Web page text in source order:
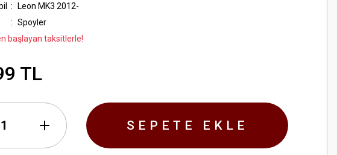
Leon MK3 2012-
Spoyler
başlayan taksitlerle!
TL
SEPETE EKLE